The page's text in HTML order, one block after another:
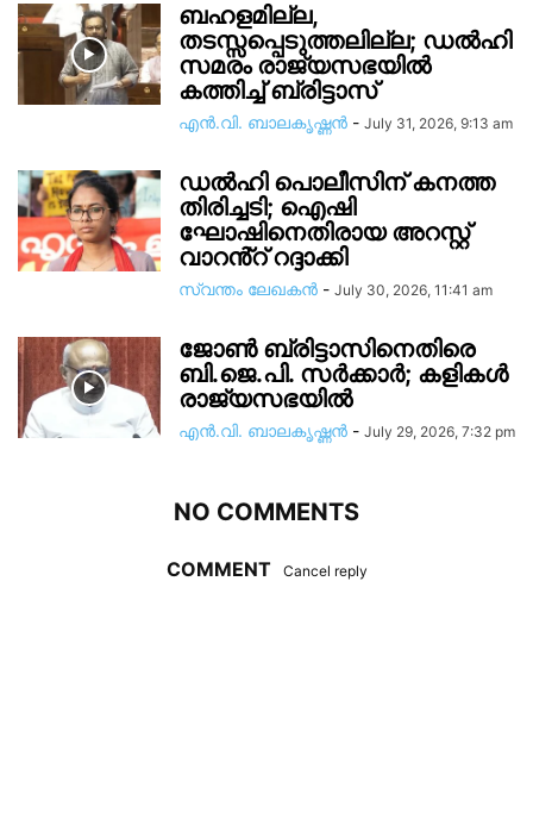
ബഹളമില്ല,
തടസ്സപ്പെടുത്തലില്ല; ഡൽഹി
സമരം രാജ്യസഭയിൽ
കത്തിച്ച് ബ്രിട്ടാസ്
എൻ.വി. ബാലകൃഷ്ണൻ - July 31, 2026, 9:13 am
ഡൽഹി പൊലീസിന് കനത്ത
തിരിച്ചടി; ഐഷി
ഘോഷിനെതിരായ അറസ്റ്റ്
വാറൻ്റ് റദ്ദാക്കി
സ്വന്തം ലേഖകന്‍ - July 30, 2026, 11:41 am
ജോൺ ബ്രിട്ടാസിനെതിരെ
ബി.ജെ.പി. സർക്കാർ; കളികൾ
രാജ്യസഭയിൽ
എൻ.വി. ബാലകൃഷ്ണൻ - July 29, 2026, 7:32 pm
NO COMMENTS
COMMENT Cancel reply